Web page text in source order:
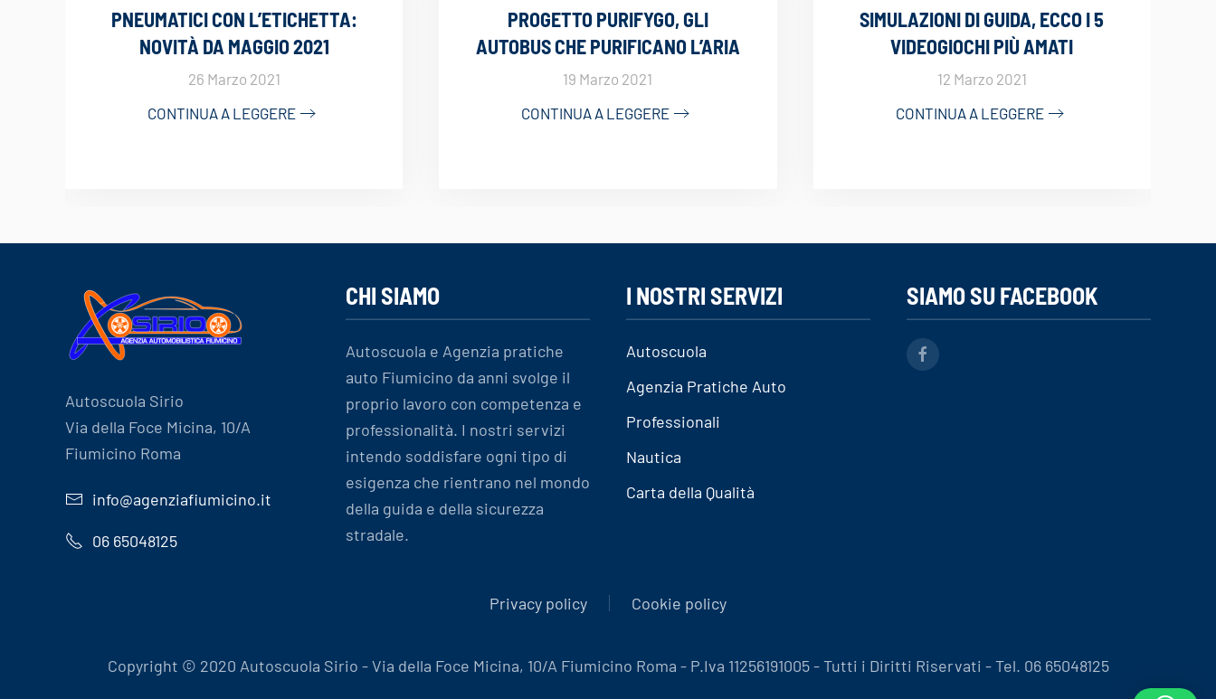
PNEUMATICI CON L’ETICHETTA:
NOVITÀ DA MAGGIO 2021
26 Marzo 2021
CONTINUA A LEGGERE
PROGETTO PURIFYGO, GLI
AUTOBUS CHE PURIFICANO L’ARIA
19 Marzo 2021
CONTINUA A LEGGERE
SIMULAZIONI DI GUIDA, ECCO I 5
VIDEOGIOCHI PIÙ AMATI
12 Marzo 2021
CONTINUA A LEGGERE
Autoscuola Sirio
Via della Foce Micina, 10/A
Fiumicino Roma
info@agenziafiumicino.it
06 65048125
CHI SIAMO
Autoscuola e Agenzia pratiche
auto Fiumicino da anni svolge il
proprio lavoro con competenza e
professionalità. I nostri servizi
intendo soddisfare ogni tipo di
esigenza che rientrano nel mondo
della guida e della sicurezza
stradale.
I NOSTRI SERVIZI
Autoscuola
Agenzia Pratiche Auto
Professionali
Nautica
Carta della Qualità
SIAMO SU FACEBOOK
Privacy policy Cookie policy
Copyright © 2020 Autoscuola Sirio - Via della Foce Micina, 10/A Fiumicino Roma - P.Iva 11256191005 - Tutti i Diritti Riservati - Tel. 06 65048125